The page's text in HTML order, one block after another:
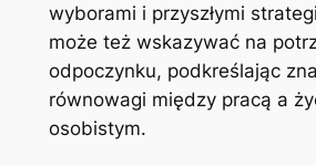
wyborami i przyszłymi
może też wskazywać na
odpoczynku, podkreślając
równowagi między pracą a
osobistym.